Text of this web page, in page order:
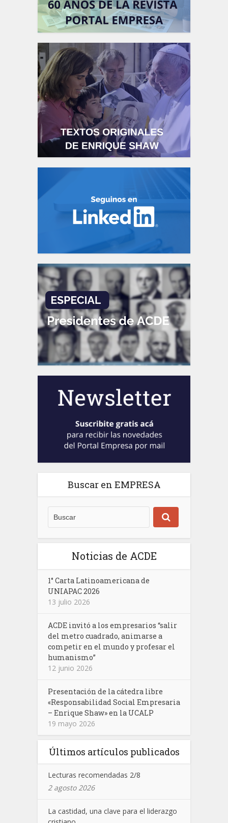
Buscar en EMPRESA
Noticias de ACDE
1° Carta Latinoamericana de
UNIAPAC 2026
13 julio 2026
ACDE invitó a los empresarios “salir
del metro cuadrado, animarse a
competir en el mundo y profesar el
humanismo”
12 junio 2026
Presentación de la cátedra libre
«Responsabilidad Social Empresaria
– Enrique Shaw» en la UCALP
19 mayo 2026
Últimos artículos publicados
Lecturas recomendadas 2/8
2 agosto 2026
La castidad, una clave para el liderazgo